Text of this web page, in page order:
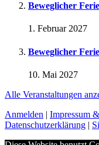
Beweglicher
1. Februar 2027
Beweglicher
10. Mai 2027
Alle Veranstaltungen
Anmelden | Impressum
Datenschutzerklärung |